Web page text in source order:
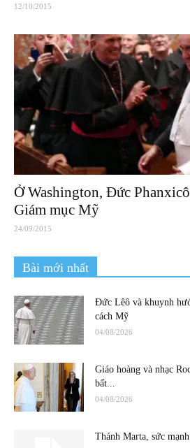
12/10/2015
Ở Washington, Đức
Giám mục Mỹ
24/09/2015
Bài mới nhất
Đức Lêô và khuynh
cách Mỹ
04/08/2026
Giáo hoàng và nhạc
bất...
04/08/2026
Thánh Marta, sức